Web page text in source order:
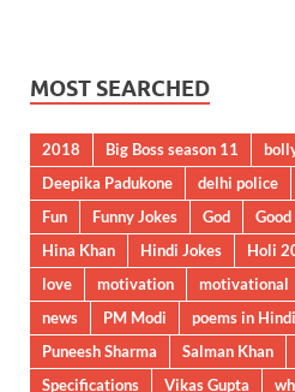
MOST SEARCHED
2018 Big Boss season 11
Deepika Padukone
delhi police
Fun
Funny Jokes God
Hina Khan
Hindi Jokes Holi
love
motivation motivational
news
PM Modi poems in Hindi
Puneesh Sharma
Salman Khan
Specifications
Vikas Gupta